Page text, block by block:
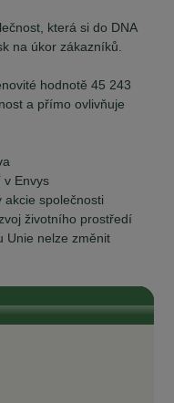
která si do DNA
na úkor zákazníků.
hodnotě 45 243
a přímo ovlivňuje
v Envys
společnosti
životního prostředí
Unie nelze změnit
vzniku komunitní
obcích měli také přístup ke
si na EnVysu velmi ceníme, je